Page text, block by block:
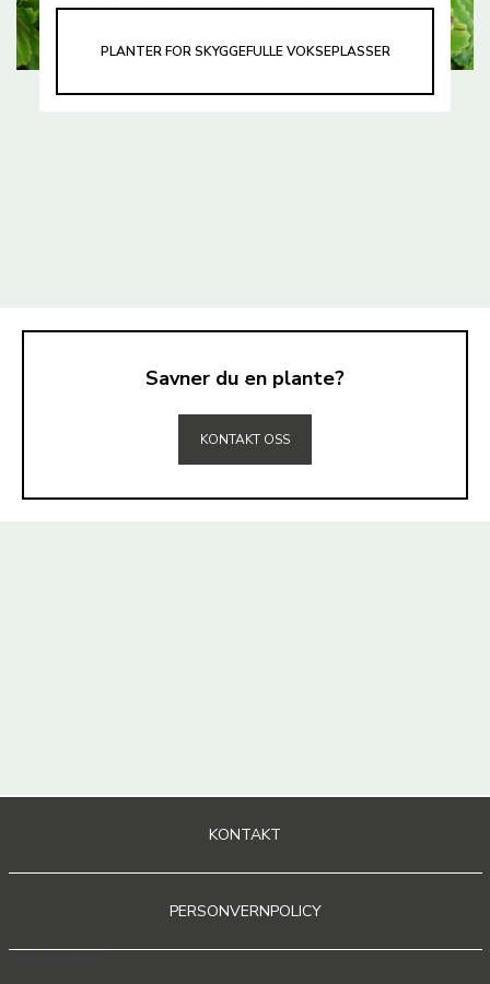
PLANTER FOR SKYGGEFULLE VOKSEPLASSER
Savner du en plante?
KONTAKT OSS
KONTAKT
PERSONVERNPOLICY